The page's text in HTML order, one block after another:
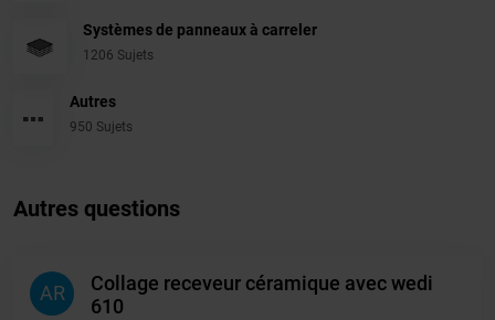
Systèmes de panneaux à carreler
1206 Sujets
Autres
950 Sujets
Autres questions
AR
Collage receveur céramique avec wedi
610